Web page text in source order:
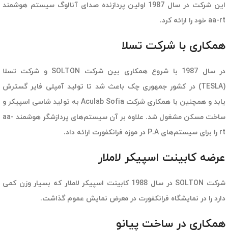
این شرکت در سال 1987 اولین پردازنده صدای آنالوگ سیستم هوشمند
aa-rt خود را ارائه کرد.
همکاری با شرکت تسلا
در سال 1987 با شروع همکاری بین شرکت SOLTON و شرکت تسلا
(TESLA) در کشور جمهوری چک باعث شد تا تولید آمپلی فایر گسترش
یابد و همچنین با همکاری شرکت Aculab Sofia به تولید شاسی اسپیکر و
ساخت مسکن مشغول شد. علاوه بر آن سیستم‌های پردازشگر هوشمند aa-
rt را برای سیستم‌های P.A در موزه فرانکفورت ارائه داد.
عرضه کابینت اسپیکر لاملار
شرکت SOLTON در سال 1988 کابینت اسپیکر لاملار که بسیار وزن کمی
دارد را در نمایشگاه فرانکفورت در معرض نمایش عموم گذاشت.
همکاری در ساخت پیانو